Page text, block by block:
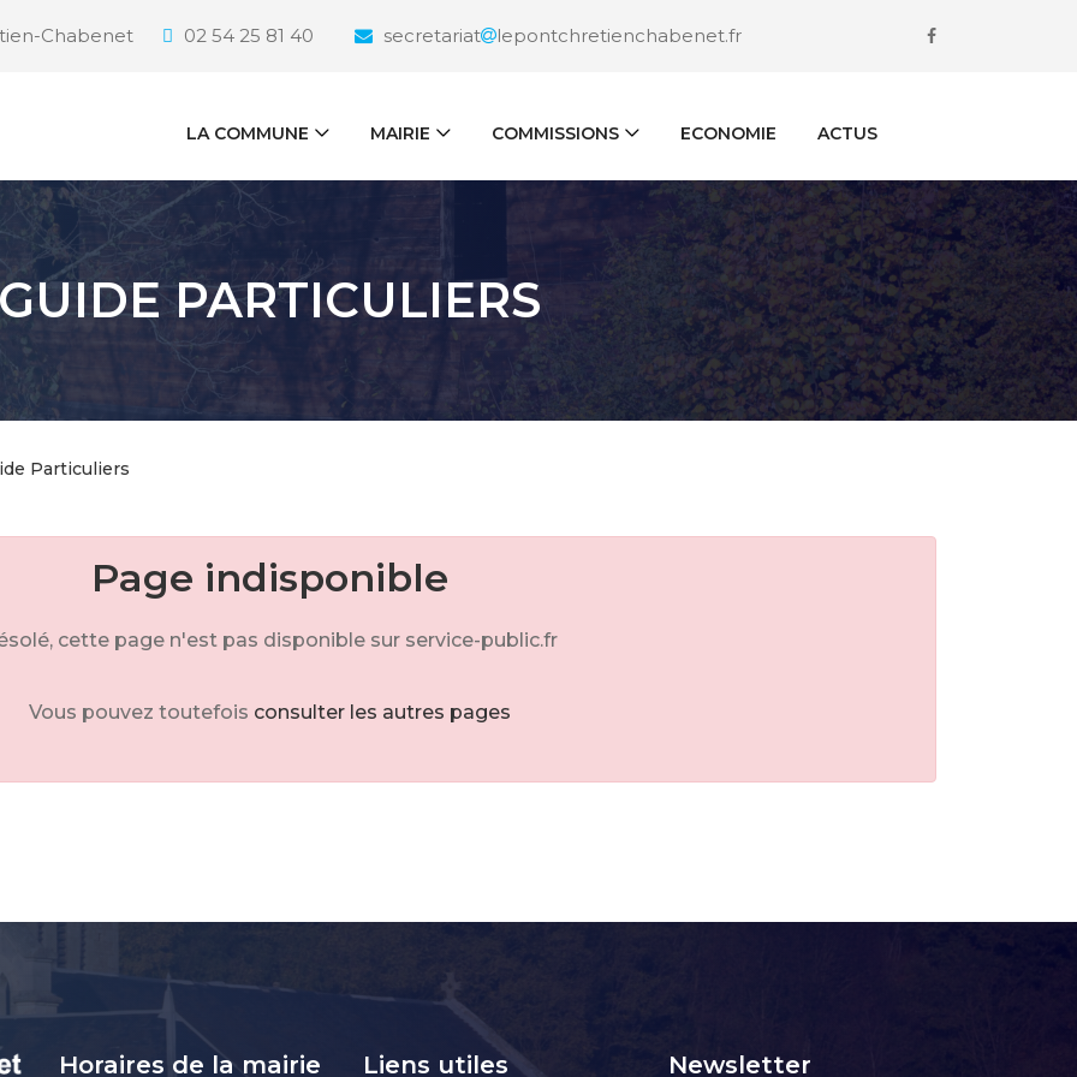
Chabenet 02 54 25 81 40 secretariat lepontchretienchabenet.fr
LA COMMUNE MAIRIE COMMISSIONS ECONOMIE ACTUS
PARTICULIERS
Particuliers
Page indisponible
cette page n'est pas disponible sur service-public.fr
Vous pouvez toutefois consulter les autres pages
Horaires de la mairie Liens utiles Newsletter